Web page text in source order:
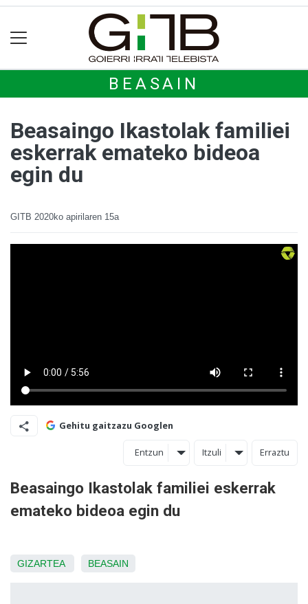
BEASAIN
Beasaingo Ikastolak familiei
eskerrak emateko bideoa
egin du
GITB 2020ko apirilaren 15a
Gehitu gaitzazu Googlen
Entzun Itzuli Erraztu
Beasaingo Ikastolak familiei eskerrak
emateko bideoa egin du
GIZARTEA BEASAIN